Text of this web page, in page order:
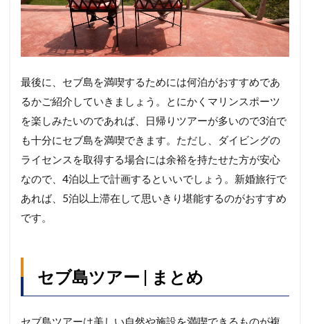
最後に、セブ島を満喫するためには何泊がおすすめであ
るかご紹介していきましょう。とにかくマリンスポーツ
を楽しみたいのであれば、日帰りツアーが多いので3泊で
も十分にセブ島を満喫できます。ただし、ダイビングの
ライセンスを取得する場合には余裕を持たせた方が安心
なので、4泊以上で計画するといいでしょう。新婚旅行で
あれば、5泊以上滞在して思いきり堪能するのがおすすめ
です。
セブ島ツアー | まとめ
セブ島ツアーは美しい自然や施設を満喫できるものが複